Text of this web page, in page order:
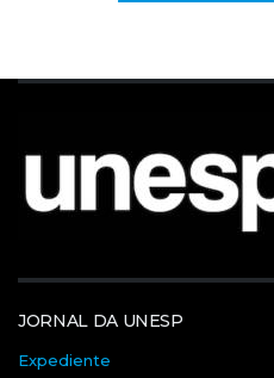
JORNAL DA UNESP
Expediente